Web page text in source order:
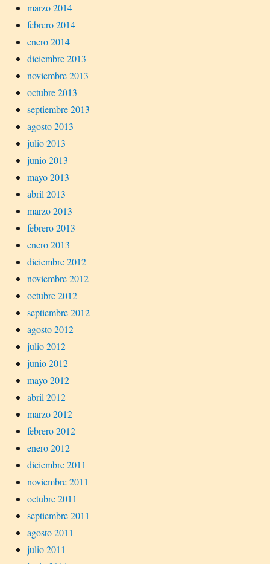
marzo 2014
febrero 2014
enero 2014
diciembre 2013
noviembre 2013
octubre 2013
septiembre 2013
agosto 2013
julio 2013
junio 2013
mayo 2013
abril 2013
marzo 2013
febrero 2013
enero 2013
diciembre 2012
noviembre 2012
octubre 2012
septiembre 2012
agosto 2012
julio 2012
junio 2012
mayo 2012
abril 2012
marzo 2012
febrero 2012
enero 2012
diciembre 2011
noviembre 2011
octubre 2011
septiembre 2011
agosto 2011
julio 2011